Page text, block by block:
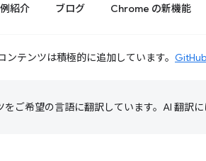
紹介 ブログ Chrome の新機能
ンテンツは積極的に追加しています。
ご希望の言語に翻訳しています。AI 翻訳に